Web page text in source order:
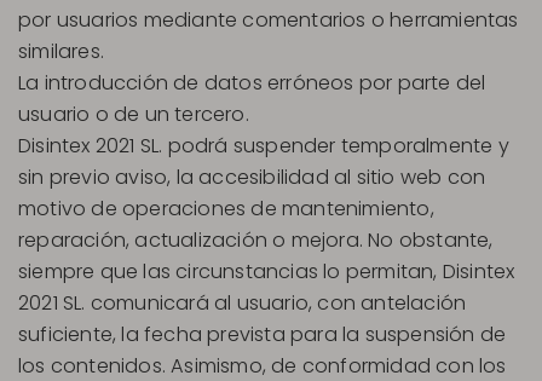
por usuarios mediante comentarios o herramientas
similares.
La introducción de datos erróneos por parte del
usuario o de un tercero.
Disintex 2021 SL. podrá suspender temporalmente y
sin previo aviso, la accesibilidad al sitio web con
motivo de operaciones de mantenimiento,
reparación, actualización o mejora. No obstante,
siempre que las circunstancias lo permitan, Disintex
2021 SL. comunicará al usuario, con antelación
suficiente, la fecha prevista para la suspensión de
los contenidos. Asimismo, de conformidad con los